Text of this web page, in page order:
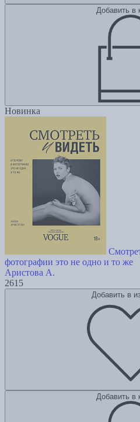
Добавить в
Новинка
фотографии это не одно и то же
Аристова А.
2615
Добавить в
Добавить в